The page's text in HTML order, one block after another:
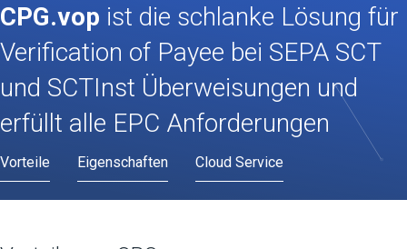
CPG.vop ist die schlanke Lösung für
Verification of Payee bei SEPA SCT
und SCTInst Überweisungen und
erfüllt alle EPC Anforderungen
Vorteile Eigenschaften Cloud Service